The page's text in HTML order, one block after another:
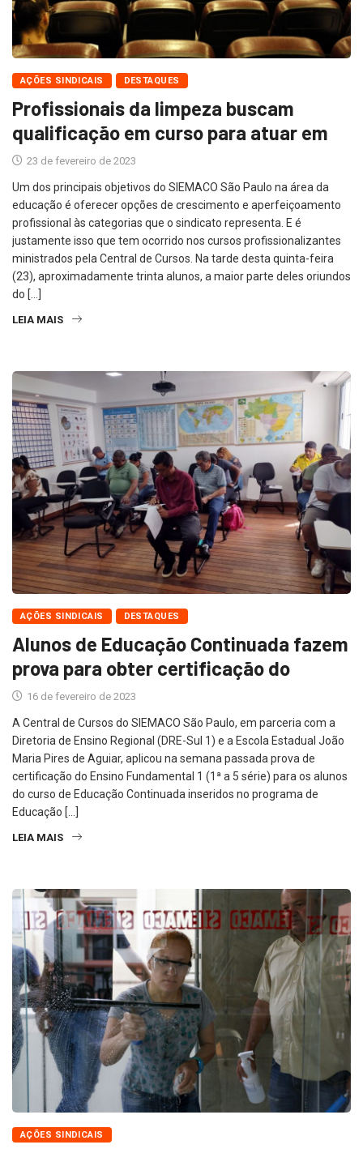
AÇÕES SINDICAIS DESTAQUES
Profissionais da limpeza buscam
qualificação em curso para atuar em
23 de fevereiro de 2023
Um dos principais objetivos do SIEMACO São Paulo na área da
educação é oferecer opções de crescimento e aperfeiçoamento
profissional às categorias que o sindicato representa. E é
justamente isso que tem ocorrido nos cursos profissionalizantes
ministrados pela Central de Cursos. Na tarde desta quinta-feira
(23), aproximadamente trinta alunos, a maior parte deles oriundos
do […]
LEIA MAIS
AÇÕES SINDICAIS DESTAQUES
Alunos de Educação Continuada fazem
prova para obter certificação do
16 de fevereiro de 2023
A Central de Cursos do SIEMACO São Paulo, em parceria com a
Diretoria de Ensino Regional (DRE-Sul 1) e a Escola Estadual João
Maria Pires de Aguiar, aplicou na semana passada prova de
certificação do Ensino Fundamental 1 (1ª a 5 série) para os alunos
do curso de Educação Continuada inseridos no programa de
Educação […]
LEIA MAIS
AÇÕES SINDICAIS